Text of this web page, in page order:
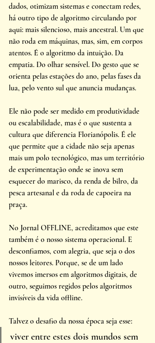
dados, otimizam sistemas e conectam redes,
há outro tipo de algoritmo circulando por
aqui: mais silencioso, mais ancestral. Um que
não roda em máquinas, mas, sim, em corpos
atentos. É o algoritmo da intuição. Da
empatia. Do olhar sensível. Do gesto que se
orienta pelas estações do ano, pelas fases da
lua, pelo vento sul que anuncia mudanças.
Ele não pode ser medido em produtividade
ou escalabilidade, mas é o que sustenta a
cultura que diferencia Florianópolis. É ele
que permite que a cidade não seja apenas
mais um polo tecnológico, mas um território
de experimentação onde se inova sem
esquecer do marisco, da renda de bilro, da
pesca artesanal e da roda de capoeira na
praça.
No Jornal OFFLINE, acreditamos que este
também é o nosso sistema operacional. E
desconfiamos, com alegria, que seja o dos
nossos leitores. Porque, se de um lado
vivemos imersos em algoritmos digitais, de
outro, seguimos regidos pelos algoritmos
invisíveis da vida offline.
Talvez o desafio da nossa época seja esse:
viver entre estes dois mundos sem